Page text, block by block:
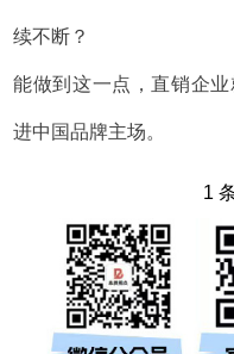
续不断？
能做到这一点，直销企
进中国品牌主场。
1